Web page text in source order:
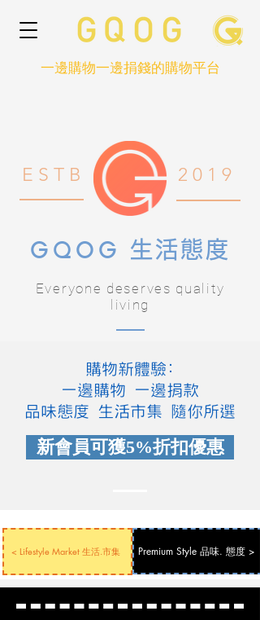
一邊購物一邊捐錢的購物平台
E S T B 2 0 1 9
GQOG 生活態度
Everyone deserves quality
living
購物新體驗:
​一邊購物 一邊捐款
​品味態度 生活市集 隨你所選
新會員可獲5%折扣優惠
< Lifestyle Market 生活.市集 Premium Style 品味. 態度 >